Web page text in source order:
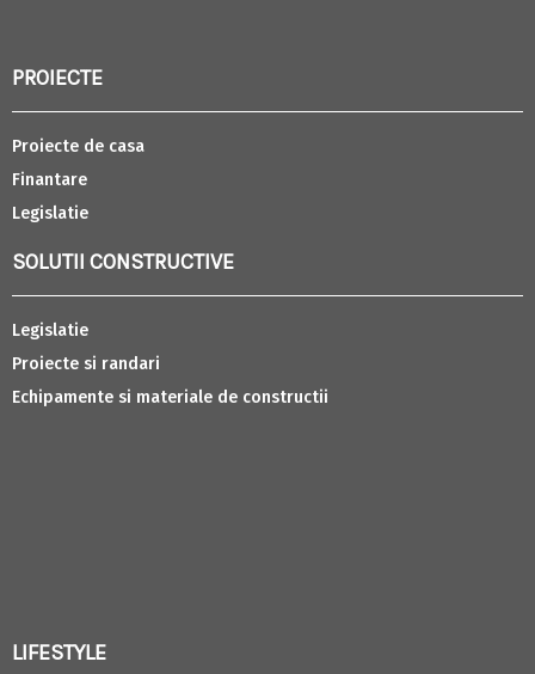
PROIECTE
Proiecte de casa
Finantare
Legislatie
SOLUTII CONSTRUCTIVE
Legislatie
Proiecte si randari
Echipamente si materiale de constructii
LIFESTYLE